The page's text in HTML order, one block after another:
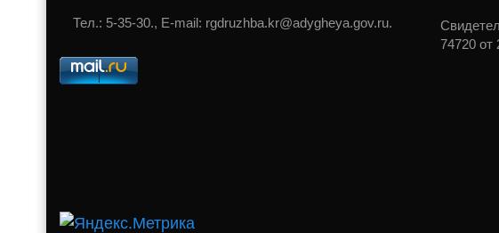
Тел.: 5-35-30., E-mail: rgdruzhba.kr@adygheya.gov.ru.
74720 от